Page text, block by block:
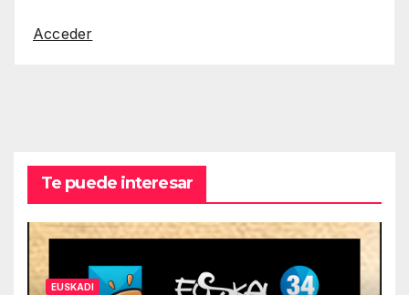
Acceder
Te puede interesar
EUSKADI